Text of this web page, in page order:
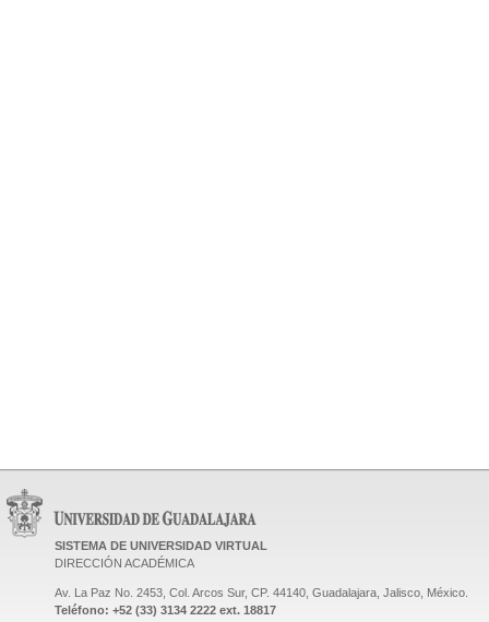
SISTEMA DE UNIVERSIDAD VIRTUAL
DIRECCIÓN ACADÉMICA
Av. La Paz No. 2453, Col. Arcos Sur, CP. 44140, Guadalajara, Jalisco, México.
Teléfono: +52 (33) 3134 2222 ext. 18817